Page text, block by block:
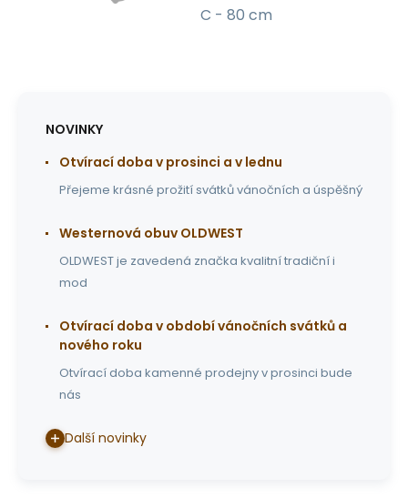
C - 80 cm
NOVINKY
Otvírací doba v prosinci a v lednu
Přejeme krásné prožití svátků vánočních a úspěšný
Westernová obuv OLDWEST
OLDWEST je zavedená značka kvalitní tradiční i
mod
Otvírací doba v období vánočních svátků a
nového roku
Otvírací doba kamenné prodejny v prosinci bude
nás
Další novinky